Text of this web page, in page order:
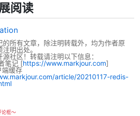
阅读
的所有文章，除注明转载外，均为作者原
明出处。
社区！转载请注明以下信息：
笔记 [https://www.markjour.com]
端缓存
article/20210117-redis-
论框～